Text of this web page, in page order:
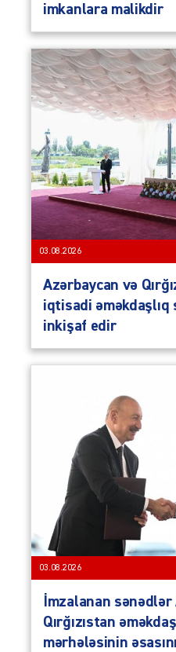
imkanlara malikdir
03.08.2026
Azərbaycan və
iqtisadi
inkişaf edir
03.08.2026
İmzalanan
Qırğızıstan
mərhələsinin